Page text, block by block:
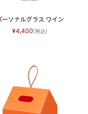
ーソナルグラス ワイン
4,400